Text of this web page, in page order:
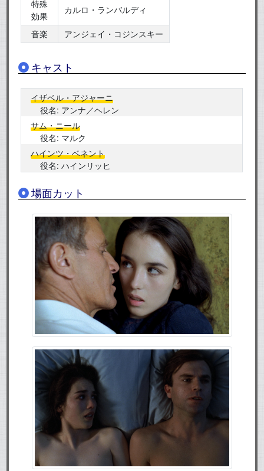
特殊
効果
カルロ・ランバルディ
音楽 アンジェイ・コジンスキー
キャスト
イザベル・アジャーニ
役名: アンナ／ヘレン
サム・ニール
役名: マルク
ハインツ・ベネント
役名:ハインリッヒ
場面カット